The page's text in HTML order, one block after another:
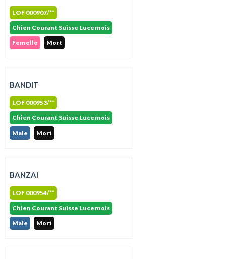
LOF 000907/**
Chien Courant Suisse Lucernois
Femelle
Mort
BANDIT
LOF 000953/**
Chien Courant Suisse Lucernois
Male
Mort
BANZAI
LOF 000954/**
Chien Courant Suisse Lucernois
Male
Mort